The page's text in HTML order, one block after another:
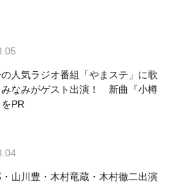
人気ラジオ番組「やまステ」に歌
みなみがゲスト出演！ 新曲『小樽
PR
山川豊・木村竜蔵・木村徹二出演